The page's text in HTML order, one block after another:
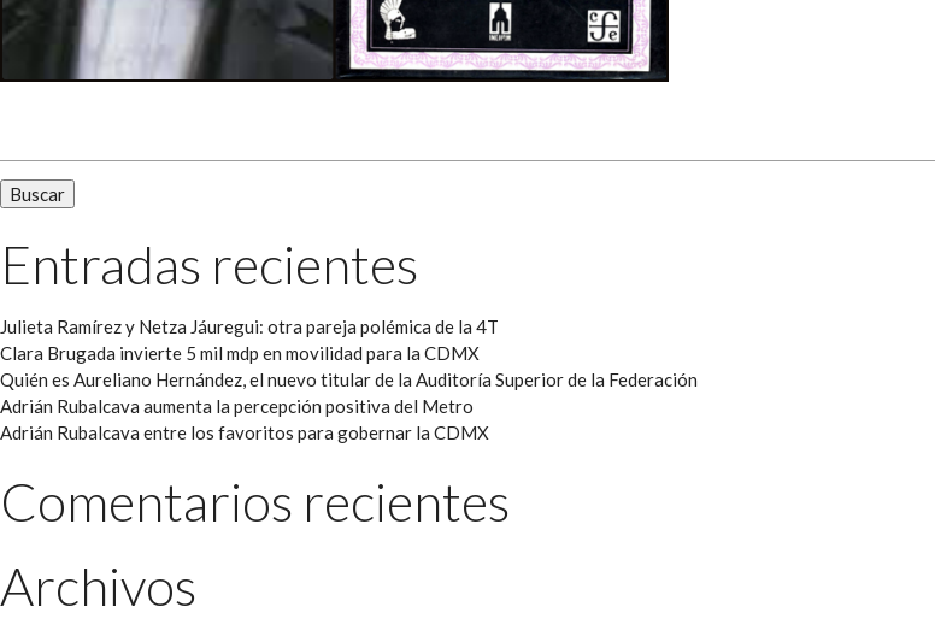
Entradas recientes
Julieta Ramírez y Netza Jáuregui: otra pareja polémica de la 4T
Clara Brugada invierte 5 mil mdp en movilidad para la CDMX
Quién es Aureliano Hernández, el nuevo titular de la Auditoría Superior de la Federación
Adrián Rubalcava aumenta la percepción positiva del Metro
Adrián Rubalcava entre los favoritos para gobernar la CDMX
Comentarios recientes
Archivos